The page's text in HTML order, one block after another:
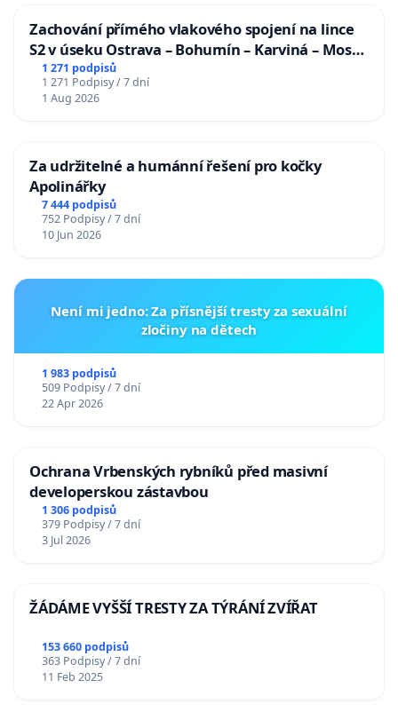
Zachování přímého vlakového spojení na lince
S2 v úseku Ostrava – Bohumín – Karviná – Mosty
u Jablunkova
1 271 podpisů
1 271 Podpisy / 7 dní
1 Aug 2026
Za udržitelné a humánní řešení pro kočky
Apolinářky
7 444 podpisů
752 Podpisy / 7 dní
10 Jun 2026
Není mi jedno: Za přísnější tresty za sexuální
zločiny na dětech
1 983 podpisů
509 Podpisy / 7 dní
22 Apr 2026
Ochrana Vrbenských rybníků před masivní
developerskou zástavbou
1 306 podpisů
379 Podpisy / 7 dní
3 Jul 2026
ŽÁDÁME VYŠŠÍ TRESTY ZA TÝRÁNÍ ZVÍŘAT
153 660 podpisů
363 Podpisy / 7 dní
11 Feb 2025